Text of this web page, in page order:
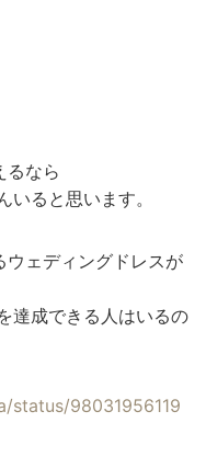
るなら
ると思います。
ェディングドレスが
達成できる人はいるの
status/98031956119